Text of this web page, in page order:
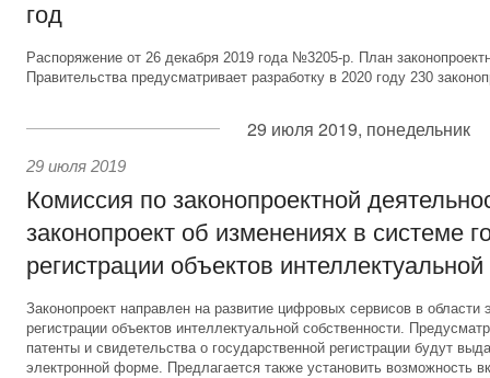
год
Распоряжение от 26 декабря 2019 года №3205-р. План
Правительства предусматривает разработку в 2020 году 230
29 июля 2019, понедельник
29 июля 2019
Комиссия по законопроектной
законопроект об изменениях в системе
регистрации объектов
Законопроект направлен на развитие цифровых сервисов в области
регистрации объектов интеллектуальной собственности.
патенты и свидетельства о государственной регистрации будут
электронной форме. Предлагается также установить возможность